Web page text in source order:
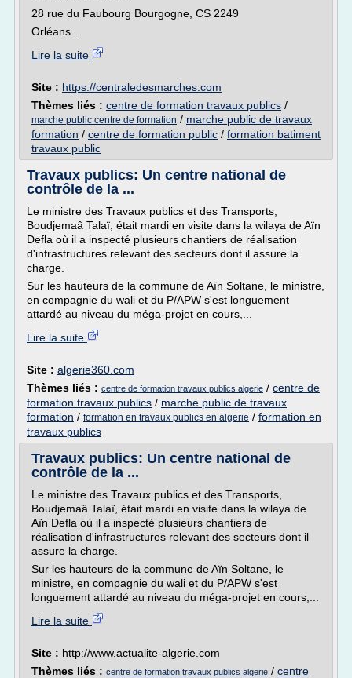
28 rue du Faubourg Bourgogne, CS 2249
Orléans...
Lire la suite
Site : https://centraledesmarches.com
Thèmes liés : centre de formation travaux publics /
marche public centre de formation / marche public de travaux
formation / centre de formation public / formation batiment
travaux public
Travaux publics: Un centre national de
contrôle de la ...
Le ministre des Travaux publics et des Transports,
Boudjemaâ Talaï, était mardi en visite dans la wilaya de Aïn
Defla où il a inspecté plusieurs chantiers de réalisation
d'infrastructures relevant des secteurs dont il assure la
charge.
Sur les hauteurs de la commune de Aïn Soltane, le ministre,
en compagnie du wali et du P/APW s'est longuement
attardé au niveau du méga-projet en cours,...
Lire la suite
Site : algerie360.com
Thèmes liés : centre de formation travaux publics algerie / centre de
formation travaux publics / marche public de travaux
formation / formation en travaux publics en algerie / formation en
travaux publics
Travaux publics: Un centre national de
contrôle de la ...
Le ministre des Travaux publics et des Transports,
Boudjemaâ Talaï, était mardi en visite dans la wilaya de
Aïn Defla où il a inspecté plusieurs chantiers de
réalisation d'infrastructures relevant des secteurs dont il
assure la charge.
Sur les hauteurs de la commune de Aïn Soltane, le
ministre, en compagnie du wali et du P/APW s'est
longuement attardé au niveau du méga-projet en cours,...
Lire la suite
Site : http://www.actualite-algerie.com
Thèmes liés : centre de formation travaux publics algerie / centre